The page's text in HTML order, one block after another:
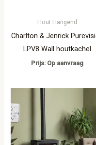
Hout Hangend
Charlton & Jenrick
LPV8 Wall houtkachel
Prijs: Op aanvraag